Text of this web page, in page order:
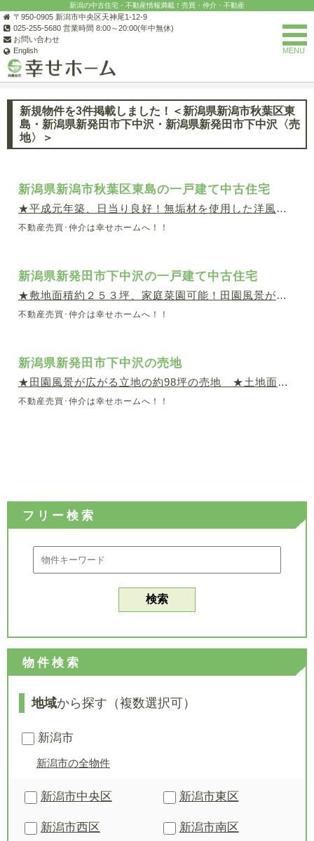
新潟の中古住宅・不動産情報満載！売買・仲介・不動産
〒950-0905 新潟市中央区天神尾1-12-9
025-255-5680 営業時間 8:00～20:00(年中無休)
お問い合わせ
English
MENU
(有)幸せホーム お知らせ一覧
新規物件を3件掲載しました！＜新潟県新潟市秋葉区東
島・新潟県新発田市下中沢・新潟県新発田市下中沢〈売
地〉＞
新潟県新潟市秋葉区東島の一戸建て中古住宅
★平成元年築、日当り良好！無垢材を使用した洋風６Ｌ
不動産売買･仲介は幸せホームへ！！
新潟県新発田市下中沢の一戸建て中古住宅
★敷地面積約２５３坪、家庭菜園可能！田園風景が広が
不動産売買･仲介は幸せホームへ！！
新潟県新発田市下中沢の売地
★田園風景が広がる立地の約98坪の売地 ★土地面積：約
不動産売買･仲介は幸せホームへ！！
フリー検索
物件検索
地域から探す（複数選択可）
新潟市
新潟市の全物件
新潟市中央区 新潟市東区
新潟市西区 新潟市南区